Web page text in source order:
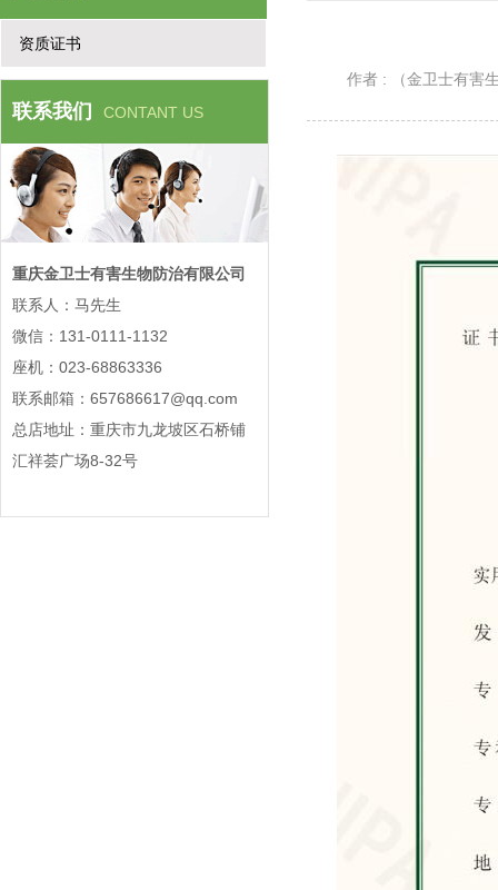
资质证书
联系我们 CONTANT US
重庆金卫士有害生物防治有限公司
联系人：马先生
微信：131-0111-1132
座机：023-68863336
联系邮箱：657686617@qq.com
总店地址：重庆市九龙坡区石桥铺
汇祥荟广场8-32号
作者 : （金卫士有害